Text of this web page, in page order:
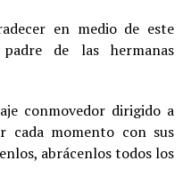
en medio de este
de las hermanas
conmovedor dirigido a
cada momento con sus
abrácenlos todos los